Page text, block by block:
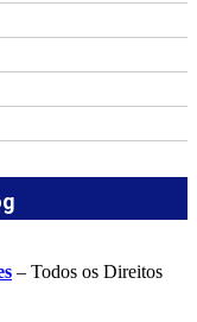
– Todos os Direitos